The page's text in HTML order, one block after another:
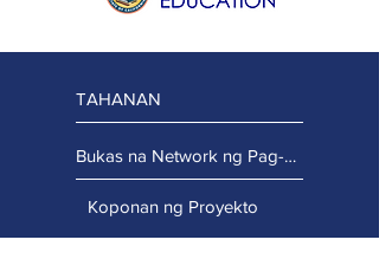
TAHANAN
Bukas na Network ng Pag-access
Koponan ng Proyekto